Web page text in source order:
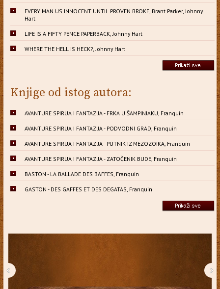
EVERY MAN US INNOCENT UNTIL PROVEN BROKE, Brant Parker, Johnny
Hart
LIFE IS A FIFTY PENCE PAPERBACK, Johnny Hart
WHERE THE HELL IS HECK?, Johnny Hart
Knjige od istog autora:
AVANTURE SPIRUA I FANTAZIJA - FRKA U ŠAMPINJAKU, Franquin
AVANTURE SPIRUA I FANTAZIJA - PODVODNI GRAD, Franquin
AVANTURE SPIRUA I FANTAZIJA - PUTNIK IZ MEZOZOIKA, Franquin
AVANTURE SPIRUA I FANTAZIJA - ZATOČENIK BUDE, Franquin
BASTON - LA BALLADE DES BAFFES, Franquin
GASTON - DES GAFFES ET DES DEGATAS, Franquin
‹ ›